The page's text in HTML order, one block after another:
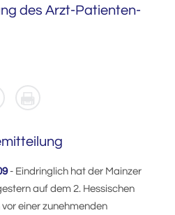
des Arzt-Patienten-
- Eindringlich hat der Mainzer
auf dem 2. Hessischen
einer zunehmenden